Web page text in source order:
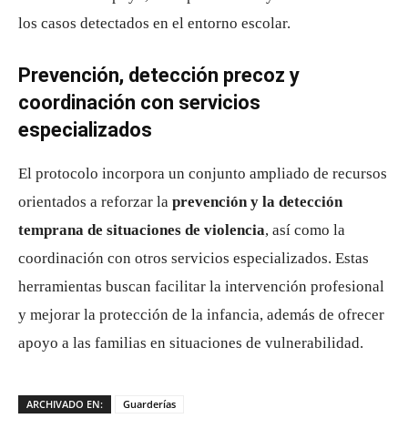
los casos detectados en el entorno escolar.
Prevención, detección precoz y
coordinación con servicios
especializados
El protocolo incorpora un conjunto ampliado de recursos
orientados a reforzar la prevención y la detección
temprana de situaciones de violencia, así como la
coordinación con otros servicios especializados. Estas
herramientas buscan facilitar la intervención profesional
y mejorar la protección de la infancia, además de ofrecer
apoyo a las familias en situaciones de vulnerabilidad.
ARCHIVADO EN: Guarderías